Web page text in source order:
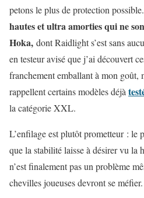
petons le plus de protection possible.
hautes et ultra amorties qui ne
Hoka, dont Raidlight s’est sans
en testeur avisé que j’ai découvert
franchement emballant à mon goût,
rappellent certains modèles déjà
la catégorie XXL.
L’enfilage est plutôt prometteur : le
que la stabilité laisse à désirer vu la
n’est finalement pas un problème
chevilles joueuses devront se méfier.